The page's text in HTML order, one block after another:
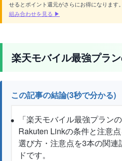
せるとポイント還元がさらにお得になります。
組み合わせを見る ▶
楽天モバイル最強プラ
この記事の結論(3秒で分かる)
「楽天モバイル最強プラン
Rakuten Linkの条件と注意
選び方・注意点を3本の関連
ドです。